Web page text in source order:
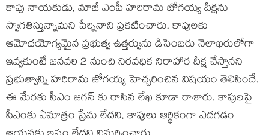
కాపు నాయ‌కుడు, మాజీ ఎంపీ హరిరామ జోగయ్య దీక్షను
స్వాగతిస్తున్నామని పేర్నినాని ప్రకటించారు. కాపులకు
ఆమోదయోగ్యమైన ప్రభుత్వ ఉత్తర్వును డిసెంబరు నెలాఖరులోగా
ఇవ్వకుంటే జనవరి 2 నుంచి నిరవధిక నిరాహార దీక్ష చేస్తానని
ప్రభుత్వాన్ని హరిరామ జోగయ్య హెచ్చరించిన విషయం తెలిసిందే.
ఈ మేరకు సీఎం జగన్ కు రాసిన లేఖ కూడా రాశారు. కాపులపై
సీఎంకు ఏమాత్రం ప్రేమ లేదని, కాపులు ఆర్థికంగా ఎదగడం